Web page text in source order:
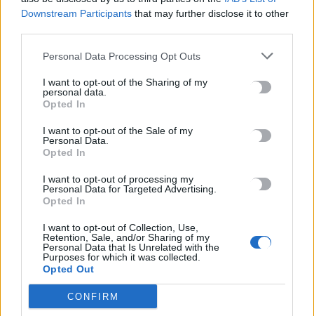
Downstream Participants that may further disclose it to other
Personal Data Processing Opt Outs
I want to opt-out of the Sharing of my
personal data.
Opted In
I want to opt-out of the Sale of my
Personal Data.
Opted In
I want to opt-out of processing my
Personal Data for Targeted Advertising.
Opted In
I want to opt-out of Collection, Use,
Retention, Sale, and/or Sharing of my
Personal Data that Is Unrelated with the
Purposes for which it was collected.
Opted Out
CONFIRM
ΚΡΗΤΗ
Ηράκλειο: Κατήγγειλε στο Tik Tok τον
το πήρε πίσω
Χειροπέδες στον 64χρονο Μία περίεργη υπόθεση διερευνούν οι
αστυνομικές αρχές στο Ηράκλειο, μετά την καταγγελία 27χρονης
μέσω……
Newsroom